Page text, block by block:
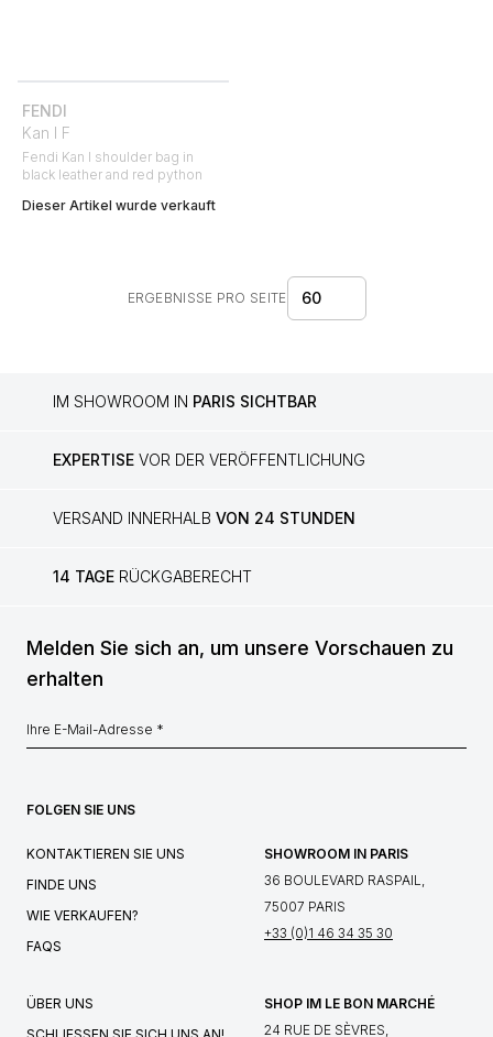
FENDI
Kan I F
Fendi Kan I shoulder bag in
black leather and red python
Dieser Artikel wurde verkauft
ERGEBNISSE PRO SEITE 60
IM SHOWROOM IN PARIS SICHTBAR
EXPERTISE VOR DER VERÖFFENTLICHUNG
VERSAND INNERHALB VON 24 STUNDEN
14 TAGE RÜCKGABERECHT
Melden Sie sich an, um unsere Vorschauen zu
erhalten
FOLGEN SIE UNS
KONTAKTIEREN SIE UNS
FINDE UNS
WIE VERKAUFEN?
FAQS
SHOWROOM IN PARIS
36 BOULEVARD RASPAIL,
75007 PARIS
+33 (0)1 46 34 35 30
ÜBER UNS
SHOP IM LE BON MARCHÉ
24 RUE DE SÈVRES,